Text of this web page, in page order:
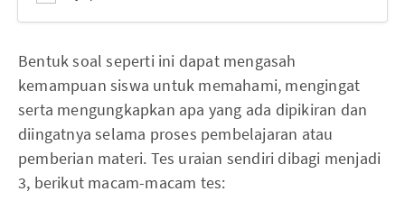
Bentuk soal seperti ini dapat mengasah
kemampuan siswa untuk memahami, mengingat
serta mengungkapkan apa yang ada dipikiran dan
diingatnya selama proses pembelajaran atau
pemberian materi. Tes uraian sendiri dibagi menjadi
3, berikut macam-macam tes: